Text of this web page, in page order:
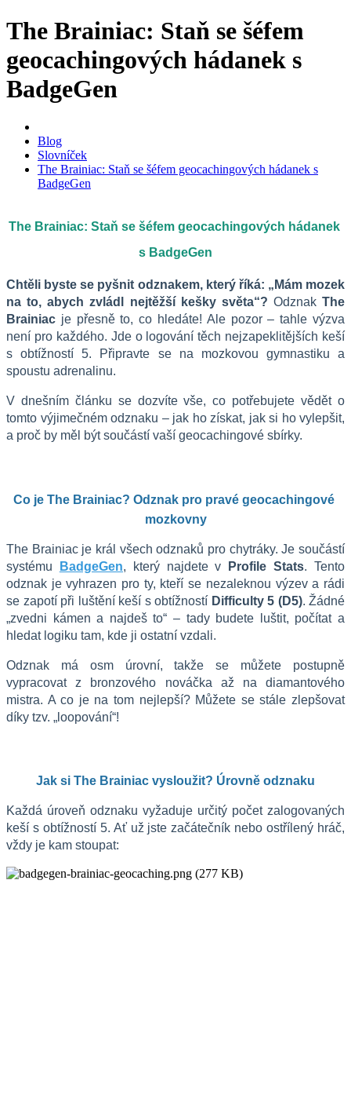
The Brainiac: Staň se šéfem
geocachingových hádanek s
BadgeGen
Blog
Slovníček
The Brainiac: Staň se šéfem geocachingových hádanek s
BadgeGen
The Brainiac: Staň se šéfem geocachingových hádanek
s BadgeGen
Chtěli byste se pyšnit odznakem, který říká: „Mám mozek
na to, abych zvládl nejtěžší kešky světa“? Odznak The
Brainiac je přesně to, co hledáte! Ale pozor – tahle výzva
není pro každého. Jde o logování těch nejzapeklitějších keší
s obtížností 5. Připravte se na mozkovou gymnastiku a
spoustu adrenalinu.
V dnešním článku se dozvíte vše, co potřebujete vědět o
tomto výjimečném odznaku – jak ho získat, jak si ho vylepšit,
a proč by měl být součástí vaší geocachingové sbírky.
Co je The Brainiac? Odznak pro pravé geocachingové
mozkovny
The Brainiac je král všech odznaků pro chytráky. Je součástí
systému
BadgeGen, který najdete v Profile Stats. Tento
odznak je vyhrazen pro ty, kteří se nezaleknou výzev a rádi
se zapotí při luštění keší s obtížností Difficulty 5 (D5). Žádné
„zvedni kámen a najdeš to“ – tady budete luštit, počítat a
hledat logiku tam, kde ji ostatní vzdali.
Odznak má osm úrovní, takže se můžete postupně
vypracovat z bronzového nováčka až na diamantového
mistra. A co je na tom nejlepší? Můžete se stále zlepšovat
díky tzv. „loopování“!
Jak si The Brainiac vysloužit? Úrovně odznaku
Každá úroveň odznaku vyžaduje určitý počet zalogovaných
keší s obtížností 5. Ať už jste začátečník nebo ostřílený hráč,
vždy je kam stoupat: